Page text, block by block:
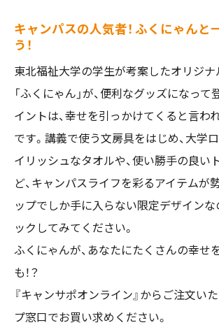
キャンパスの人気者！ ふくにゃんと
う！
東北福祉大学の学生が考案したオリジナ
「ふくにゃん」が、便利なグッズになって
イントは、幸せを引っかけてくると言われ
です。講義で使う文房具をはじめ、大学
イリッシュなタオルや、使い勝手の良い
ど、キャンパスライフを彩るアイテムが
ップでしか手に入らない限定デザインな
ックしてみてください。
ふくにゃんが、あなたにたくさんの幸せ
も！？
『キャンサポオンライン』からご注文い
プ窓口でお買い求めください。